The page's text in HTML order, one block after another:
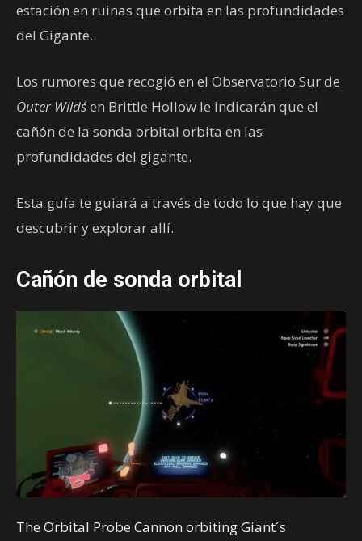
estación en ruinas que orbita en las profundidades
del Gigante.
Los rumores que recogió en el Observatorio Sur de
Outer Wilds´en Brittle Hollow le indicarán que el
cañón de la sonda orbital orbita en las
profundidades del gigante.
Esta guía te guiará a través de todo lo que hay que
descubrir y explorar allí.
Cañón de sonda orbital
The Orbital Probe Cannon orbiting Giant´s